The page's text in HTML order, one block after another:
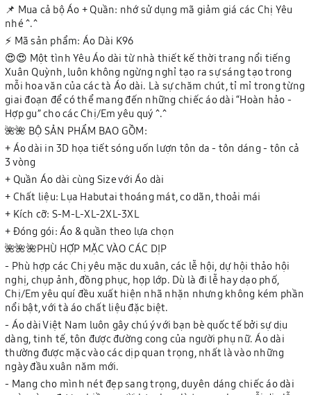
📌 Mua cả bộ Áo + Quần: nhớ sử dụng mã giảm giá các Chị Yêu
nhé ^.^
⚡ Mã sản phẩm: Áo Dài K96
😍😍 Một tình Yêu Áo dài từ nhà thiết kế thời trang nổi tiếng
Xuân Quỳnh, luôn không ngừng nghỉ tạo ra sự sáng tạo trong
mỗi hoa văn của các tà Áo dài. Là sự chăm chút, tỉ mỉ trong từng
giai đoạn để có thể mang đến những chiếc áo dài “Hoàn hảo -
Hợp gu” cho các Chị/Em yêu quý ^.^
🌺🌺 BỘ SẢN PHẨM BAO GỒM:
+ Áo dài in 3D họa tiết sóng uốn lượn tôn da - tôn dáng - tôn cả
3 vòng
+ Quần Áo dài cùng Size với Áo dài
+ Chất liệu: Lụa Habutai thoáng mát, co dãn, thoải mái
+ Kích cỡ: S-M-L-XL-2XL-3XL
+ Đóng gói: Áo & quần theo lựa chọn
🌺🌺🌺PHÙ HỢP MẶC VÀO CÁC DỊP
- Phù hợp các Chị yêu mặc du xuân, các lễ hội, dự hội thảo hội
nghị, chụp ảnh, đồng phục, họp lớp. Dù là đi lễ hay dạo phố,
Chị/Em yêu quí đều xuất hiện nhã nhặn nhưng không kém phần
nổi bật, với tà áo chất liệu đặc biệt.
- Áo dài Việt Nam luôn gây chú ý với bạn bè quốc tế bởi sự dịu
dàng, tinh tế, tôn được đường cong của người phụ nữ. Áo dài
thường được mặc vào các dịp quan trọng, nhất là vào những
ngày đầu xuân năm mới.
- Mang cho mình nét đẹp sang trọng, duyên dáng chiếc áo dài